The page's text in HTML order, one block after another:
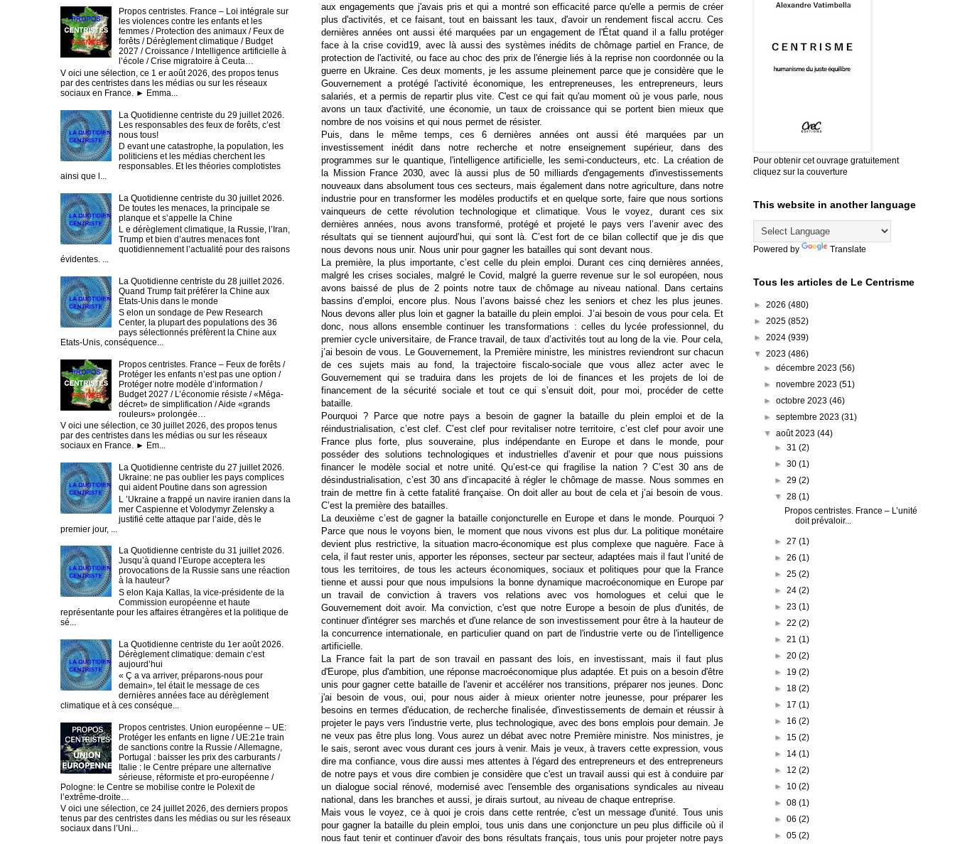
aux engagements que j'avais pris et qui a montré son efficacité parce qu'elle a permis de créer
plus d'activités, et ce faisant, tout en baissant les taux, d'avoir un rendement fiscal accru. Ces
dernières années ont aussi été marquées par un engagement de l'État quand il a fallu protéger
face à la crise covid19, avec là aussi des systèmes inédits de chômage partiel en France, de
protection de l'activité, ou face au choc des prix de l'énergie liés à la reprise non coordonnée ou la
guerre en Ukraine. Ces deux moments, je les assume pleinement parce que je considère que le
Gouvernement a protégé l'activité économique, les entrepreneuses, les entrepreneurs, leurs
salariés, et a permis de repartir plus vite. C'est ce qui fait qu'au moment où je vous parle, nous
avons un taux d'activité, une économie, un taux de croissance qui se portent bien mieux que
nombre de nos voisins et qui nous permet de résister.
Puis, dans le même temps, ces 6 dernières années ont aussi été marquées par un
investissement inédit dans notre recherche et notre enseignement supérieur, dans des
programmes sur le quantique, l'intelligence artificielle, les semi-conducteurs, etc. La création de
la Mission France 2030, avec là aussi plus de 50 milliards d'engagements d'investissements
nouveaux dans absolument tous ces secteurs, mais également dans notre agriculture, dans notre
industrie pour en transformer les modèles productifs et en quelque sorte, faire que nous sortions
vainqueurs de cette révolution technologique et climatique. Vous le voyez, durant ces six
dernières années, nous avons transformé, protégé et projeté le pays vers l’avenir avec des
résultats qui se tiennent aujourd’hui, qui sont là. C’est fort de ce bilan collectif que je dis que
nous devons nous unir. Nous unir pour gagner les batailles qui sont devant nous.
La première, la plus importante, c’est celle du plein emploi. Durant ces cinq dernières années,
malgré les crises sociales, malgré le Covid, malgré la guerre revenue sur le sol européen, nous
avons baissé de plus de 2 points notre taux de chômage au niveau national. Dans certains
bassins d’emploi, encore plus. Nous l’avons baissé chez les seniors et chez les plus jeunes.
Nous devons aller plus loin et gagner la bataille du plein emploi. J’ai besoin de vous pour cela. Et
donc, nous allons ensemble continuer les transformations : celles du lycée professionnel, du
premier cycle universitaire, de France travail, de taux d’activités tout au long de la vie. Pour cela,
j’ai besoin de vous. Le Gouvernement, la Première ministre, les ministres reviendront sur chacun
de ces sujets mais au fond, la trajectoire fiscalo-sociale que vous allez acter avec le
Gouvernement qui se traduira dans les projets de loi de finances et les projets de loi de
financement de la sécurité sociale et tout ce qui s’ensuit doit, pour moi, procéder de cette
bataille.
Pourquoi ? Parce que notre pays a besoin de gagner la bataille du plein emploi et de la
réindustrialisation, c’est clef. C’est clef pour revitaliser notre territoire, c’est clef pour avoir une
France plus forte, plus souveraine, plus indépendante en Europe et dans le monde, pour
posséder des solutions technologiques et industrielles d’avenir et pour que nous puissions
financer le modèle social et notre unité. Qu’est-ce qui fragilise la nation ? C’est 30 ans de
désindustrialisation, c’est 30 ans d’incapacité à régler le chômage de masse. Nous sommes en
train de mettre fin à cette fatalité française. On doit aller au bout de cela et j’ai besoin de vous.
C’est la première des batailles.
La deuxième c’est de gagner la bataille conjoncturelle en Europe et dans le monde. Pourquoi ?
Parce que nous le voyons bien, le moment que nous vivons est plus dur. La politique monétaire
devient plus restrictive, la situation macro-économique est plus complexe que naguère. Face à
cela, il faut rester unis, apporter les réponses, secteur par secteur, adaptées mais il faut l’unité de
tous les territoires, de tous les acteurs économiques, sociaux et politiques pour que la France
tienne et aussi pour que nous impulsions la bonne dynamique macroéconomique en Europe par
un travail de conviction à travers vos relations avec vos homologues et celui que le
Gouvernement doit avoir. Ma conviction, c'est que notre Europe a besoin de plus d'unités, de
continuer d'intégrer ses marchés et d'une relance de son investissement pour être à la hauteur de
la concurrence internationale, en particulier quand on part de l'industrie verte ou de l'intelligence
artificielle.
La France fait la part de son travail en passant des lois, en investissant, mais il faut plus
d'Europe, plus d'ambition, une réponse macroéconomique plus adaptée. Et puis on a besoin d'être
unis pour gagner cette bataille de l'avenir et accélérer nos transitions, préparer nos jeunes. Donc
j'ai besoin de vous, oui, pour nous aider à mieux orienter notre jeunesse, pour préparer les
besoins en termes d'éducation, de recherche finalisée, d'investissements de demain et réussir à
projeter le pays vers l'industrie verte, plus technologique, avec des bons emplois pour demain. Je
ne veux pas être plus long. Vous aurez un débat avec notre Première ministre. Nos ministres, je
le sais, seront avec vous durant ces jours à venir. Mais je veux, à travers cette expression, vous
dire ma confiance, vous dire aussi mes attentes à l'égard des entrepreneurs et des entrepreneurs
de notre pays et vous dire combien je considère que c'est un travail aussi qui est à conduire par
un dialogue social rénové, modernisé avec l'ensemble des organisations syndicales au niveau
national, dans les branches et aussi, je dirais surtout, au niveau de chaque entreprise.
Mais vous le voyez, ce à quoi je crois dans cette rentrée, c'est un message d'unité. Tous unis
pour gagner la bataille du plein emploi, tous unis dans une conjoncture un peu plus difficile où il
nous faut tenir et continuer d'avoir des bons résultats français, tous unis pour projeter notre pays
Propos centristes. France – Loi intégrale sur
les violences contre les enfants et les
femmes / Protection des animaux / Feux de
forêts / Dérèglement climatique / Budget
2027 / Croissance / Intelligence artificielle à
l’école / Crise migratoire à Ceuta…
V oici une sélection, ce 1 er août 2026, des propos tenus
par des centristes dans les médias ou sur les réseaux
sociaux en France. ► Emma...
La Quotidienne centriste du 29 juillet 2026.
Les responsables des feux de forêts, c’est
nous tous!
D evant une catastrophe, la population, les
politiciens et les médias cherchent les
responsables. Et les théories complotistes
ainsi que l...
La Quotidienne centriste du 30 juillet 2026.
De toutes les menaces, la principale se
planque et s’appelle la Chine
L e dérèglement climatique, la Russie, l’Iran,
Trump et bien d’autres menaces font
quotidiennement l’actualité pour des raisons
évidentes. ...
La Quotidienne centriste du 28 juillet 2026.
Quand Trump fait préférer la Chine aux
Etats-Unis dans le monde
S elon un sondage de Pew Research
Center, la plupart des populations des 36
pays sélectionnés préfèrent la Chine aux
Etats-Unis, conséquence...
Propos centristes. France – Feux de forêts /
Protéger les enfants n’est pas une option /
Protéger notre modèle d’information /
Budget 2027 / L’économie résiste / «Méga-
décret» de simplification / Aide «grands
rouleurs» prolongée…
V oici une sélection, ce 30 juillet 2026, des propos tenus
par des centristes dans les médias ou sur les réseaux
sociaux en France. ► Em...
La Quotidienne centriste du 27 juillet 2026.
Ukraine: ne pas oublier les pays complices
qui aident Poutine dans son agression
L ’Ukraine a frappé un navire iranien dans la
mer Caspienne et Volodymyr Zelensky a
justifié cette attaque par l’aide, dès le
premier jour, ...
La Quotidienne centriste du 31 juillet 2026.
Jusqu’à quand l’Europe acceptera les
provocations de la Russie sans une réaction
à la hauteur?
S elon Kaja Kallas, la vice-présidente de la
Commission européenne et haute
représentante pour les affaires étrangères et la politique de
sé...
La Quotidienne centriste du 1er août 2026.
Dérèglement climatique: demain c’est
aujourd’hui
« Ç a va arriver, préparons-nous pour
demain», tel était le message de ces
dernières années face au dérèglement
climatique et à ces conséque...
Propos centristes. Union européenne – UE:
Protéger les enfants en ligne / UE:21e train
de sanctions contre la Russie / Allemagne,
Portugal : baisser les prix des carburants /
Italie : le Centre prépare une alternative
sérieuse, réformiste et pro-européenne /
Pologne: le Centre se mobilise contre le Polexit de
l’extrême-droite…
V oici une sélection, ce 24 juillet 2026, des derniers propos
tenus par des centristes dans les médias ou sur les réseaux
sociaux dans l’Uni...
Pour obtenir cet ouvrage gratuitement
cliquez sur la couverture
This website in another language
Powered by Translate
Tous les articles de Le Centrisme
► 2026 (480)
► 2025 (852)
► 2024 (939)
▼ 2023 (486)
►décembre 2023(56)
►novembre 2023(51)
►octobre 2023(46)
►septembre 2023(31)
▼août 2023(44)
► 31 (2)
► 30 (1)
► 29 (2)
▼ 28 (1)
Propos centristes. France – L’unité
doit prévaloir...
► 27 (1)
► 26 (1)
► 25 (2)
► 24 (2)
► 23 (1)
► 22 (2)
► 21 (1)
► 20 (2)
► 19 (2)
► 18 (2)
► 17 (1)
► 16 (2)
► 15 (2)
► 14 (1)
► 12 (2)
► 10 (2)
► 08 (1)
► 06 (2)
► 05 (2)